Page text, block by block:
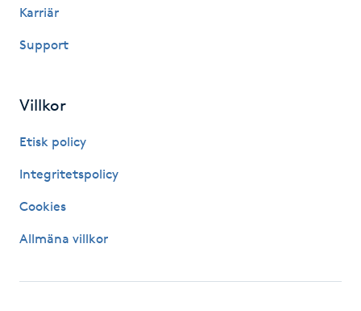
Kemisk peeling
Karriär
Support
Villkor
Etisk policy
Integritetspolicy
Cookies
Allmäna villkor